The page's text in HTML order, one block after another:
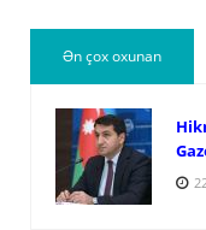
Ən çox oxunan